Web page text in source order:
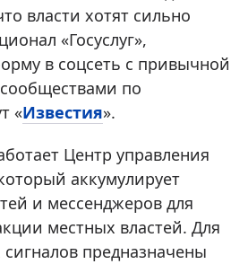
власти хотят сильно
«Госуслуг»,
в соцсеть с привычной
по
«Известия».
Центр управления
аккумулирует
и мессенджеров для
местных властей. Для
предназначены